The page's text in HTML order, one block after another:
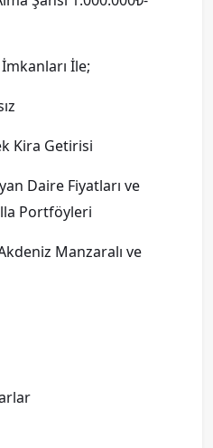
İle;
Kira Getirisi
Daire Fiyatları ve
Portföyleri
Manzaralı ve